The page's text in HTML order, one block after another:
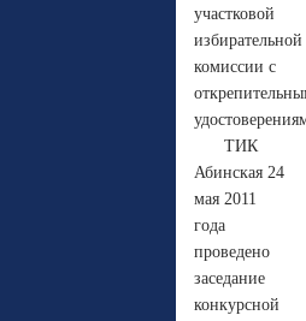
участковой
избирательной
комиссии с
ТИК
Абинская 24
мая 2011
года
проведено
заседание
конкурсной